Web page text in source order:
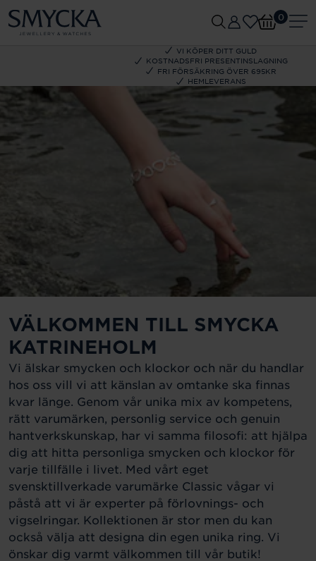
VI KÖPER DITT GULD
KOSTNADSFRI PRESENTINSLAGNING
FRI FÖRSÄKRING ÖVER 695KR
HEMLEVERANS
0
VÄLKOMMEN TILL SMYCKA
KATRINEHOLM
Vi älskar smycken och klockor och när du handlar
hos oss vill vi att känslan av omtanke ska finnas
kvar länge. Genom vår unika mix av kompetens,
rätt varumärken, personlig service och genuin
hantverkskunskap, har vi samma filosofi: att hjälpa
dig att hitta personliga smycken och klockor för
varje tillfälle i livet. Med vårt eget
svensktillverkade varumärke Classic vågar vi
påstå att vi är experter på förlovnings- och
vigselringar. Kollektionen är stor men du kan
också välja att designa din egen unika ring. Vi
önskar dig varmt välkommen till vår butik!